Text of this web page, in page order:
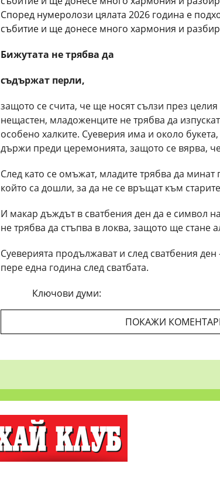
Според нумеролози цялата 2026 година е
събитие и ще донесе много хармония и
Бижутата не трябва да
съдържат перли,
защото се счита, че ще носят сълзи през
нещастен, младоженците не трябва да
особено халките. Суеверия има и около
държи преди церемонията, защото се вярва,
След като се омъжат, младите трябва да минат
който са дошли, за да не се връщат към
И макар дъждът в сватбения ден да е символ
не трябва да стъпва в локва, защото ще стане
Суеверията продължават и след сватбения ден
пере една година след сватбата.
Ключови думи:
ПОКАЖИ